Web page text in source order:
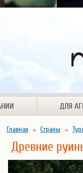
ДЛЯ
Главная Страны
Древние